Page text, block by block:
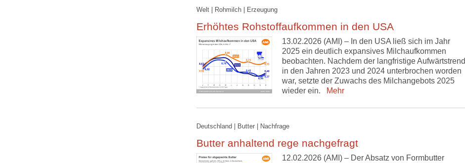
Welt | Rohmilch | Erzeugung
Erhöhtes Rohstoffaufkommen in den USA
13.02.2026 (AMI) – In den USA ließ sich im Jahr
2025 ein deutlich expansives Milchaufkommen
beobachten. Nachdem der langfristige Aufwärtstrend
in den Jahren 2023 und 2024 unterbrochen worden
war, setzte der Zuwachs des Milchangebots 2025
wieder ein.
Mehr
Deutschland | Butter | Nachfrage
Butter anhaltend rege nachgefragt
12.02.2026 (AMI) – Der Absatz von Formbutter